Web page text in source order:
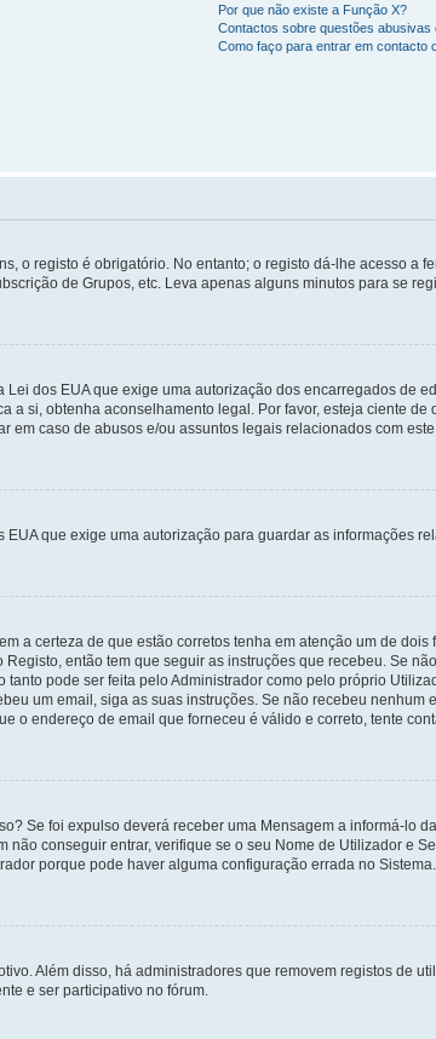
Por que não existe a Função X?
Contactos sobre questões abusivas
Como faço para entrar em contacto
o registo é obrigatório. No entanto; o registo dá-lhe acesso a
de Grupos, etc. Leva apenas alguns minutos para se
dos EUA que exige uma autorização dos encarregados de
si, obtenha aconselhamento legal. Por favor, esteja ciente
em caso de abusos e/ou assuntos legais relacionados com este
que exige uma autorização para guardar as informações
a certeza de que estão corretos tenha em atenção um de
então tem que seguir as instruções que recebeu. Se
pode ser feita pelo Administrador como pelo próprio
um email, siga as suas instruções. Se não recebeu
o endereço de email que forneceu é válido e correto, tente
Se foi expulso deverá receber uma Mensagem a informá-lo
conseguir entrar, verifique se o seu Nome de Utilizador e
porque pode haver alguma configuração errada no Sistema.
Além disso, há administradores que removem registos de
e ser participativo no fórum.